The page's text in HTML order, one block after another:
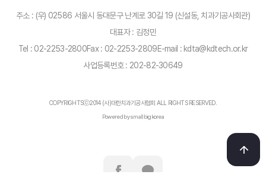
주소 : (우) 02586 서울시 동대문구 난계로 30길 19 (신설동, 치과기공사회관)
대표자 : 김정민
Tel : 02-2253-2800Fax : 02-2253-2809E-mail : kdta@kdtech.or.kr
사업등록번호 : 202-82-30649
COPYRIGHTSⓒ2014 (사)대한치과기공사협회 ALL RIGHTS RESERVED.
Powered by smallbigkorea